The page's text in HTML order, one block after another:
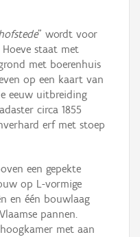
" wordt voor
Hoeve staat met
met boerenhuis
op een kaart van
eeuw uitbreiding
circa 1855
erf met stoep
een gepekte
op L-vormige
en één bouwlaag
pannen.
met aan